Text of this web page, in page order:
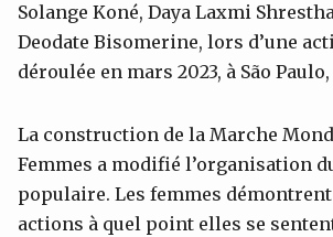
Solange Koné, Daya Laxmi
Deodate Bisomerine, lors d’une
déroulée en mars 2023, à São
La construction de la Marche
Femmes a modifié l’organisation
populaire. Les femmes
actions à quel point elles se